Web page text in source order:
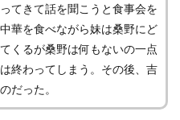
てきて話を聞こうと食事会を
華を食べながら妹は桑野にど
くるが桑野は何もないの一点
終わってしまう。その後、吉
だった。